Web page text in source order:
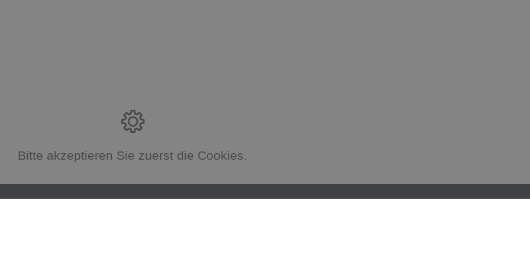
Bitte akzeptieren Sie zuerst die Cookies.